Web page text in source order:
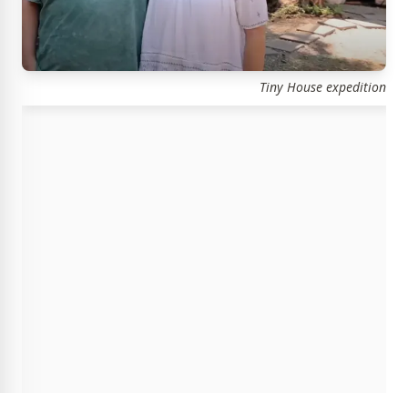
Tiny House expedition